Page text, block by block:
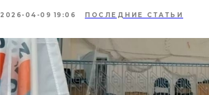
2026-04-09 19:06 ПОСЛЕДНИЕ СТАТЬИ